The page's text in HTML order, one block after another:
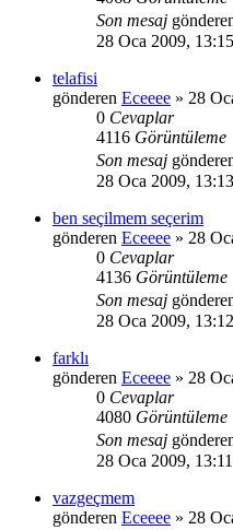
Son mesaj
28 Oca 2009, 13:15
telafisi
gönderen Eceeee » 28
0 Cevaplar
4116 Görüntüleme
Son mesaj
28 Oca 2009, 13:13
ben seçilmem seçerim
gönderen Eceeee » 28
0 Cevaplar
4136 Görüntüleme
Son mesaj
28 Oca 2009, 13:12
farklı
gönderen Eceeee » 28
0 Cevaplar
4080 Görüntüleme
Son mesaj
28 Oca 2009, 13:11
vazgeçmem
gönderen Eceeee » 28